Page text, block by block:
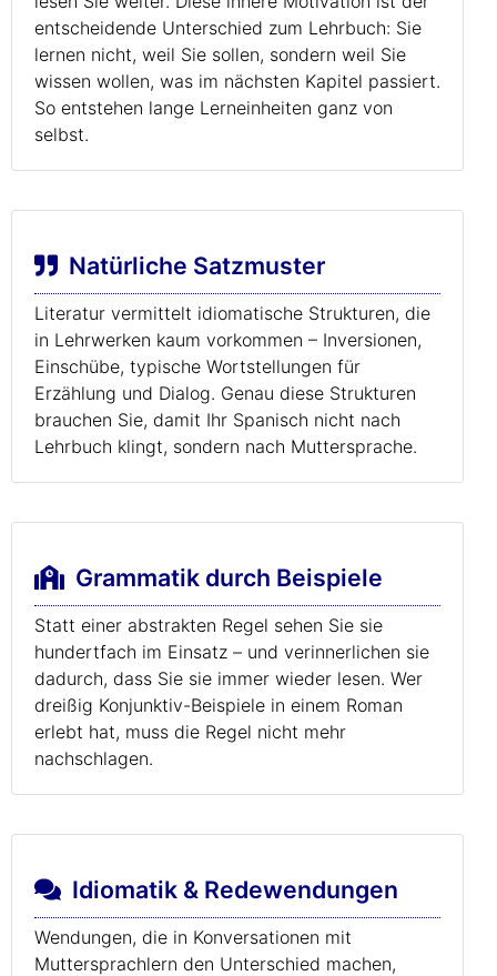
entscheidende Unterschied zum Lehrbuch: Sie
lernen nicht, weil Sie sollen, sondern weil Sie
wissen wollen, was im nächsten Kapitel passiert.
So entstehen lange Lerneinheiten ganz von
selbst.
Natürliche Satzmuster
Literatur vermittelt idiomatische Strukturen, die
in Lehrwerken kaum vorkommen – Inversionen,
Einschübe, typische Wortstellungen für
Erzählung und Dialog. Genau diese Strukturen
brauchen Sie, damit Ihr Spanisch nicht nach
Lehrbuch klingt, sondern nach Muttersprache.
Grammatik durch Beispiele
Statt einer abstrakten Regel sehen Sie sie
hundertfach im Einsatz – und verinnerlichen sie
dadurch, dass Sie sie immer wieder lesen. Wer
dreißig Konjunktiv-Beispiele in einem Roman
erlebt hat, muss die Regel nicht mehr
nachschlagen.
Idiomatik & Redewendungen
Wendungen, die in Konversationen mit
Muttersprachlern den Unterschied machen,